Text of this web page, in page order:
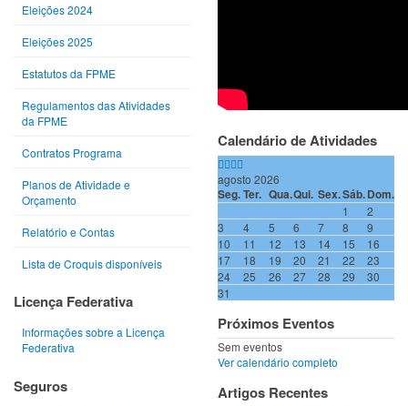
Eleições 2024
Eleições 2025
Estatutos da FPME
Regulamentos das Atividades
da FPME
Contratos Programa
Planos de Atividade e
Orçamento
Relatório e Contas
Lista de Croquis disponíveis
Licença Federativa
Informações sobre a Licença
Federativa
Seguros
Calendário de Atividades
agosto 2026
Seg.Ter. Qua.Qui. Sex.Sáb.Dom.
1
2
3
4 5 6 7 8
9
10
11 12 13 14 15
16
17
18 19 20 21 22
23
24
25 26 27 28 29
30
31
Próximos Eventos
Sem eventos
Ver calendário completo
Artigos Recentes